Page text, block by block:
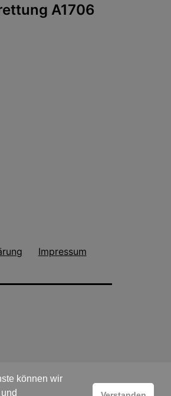
A1706
Impressum
können wir